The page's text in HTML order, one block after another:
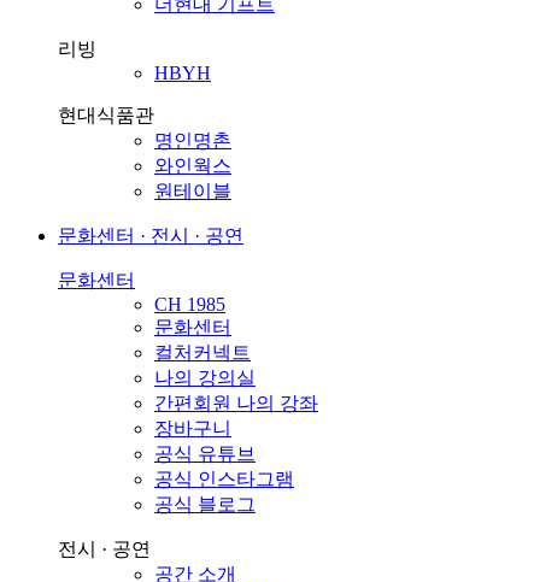
더현대 기프트
리빙
HBYH
현대식품관
명인명촌
와인웍스
원테이블
문화센터 · 전시 · 공연
문화센터
CH 1985
문화센터
컬처커넥트
나의 강의실
간편회원 나의 강좌
장바구니
공식 유튜브
공식 인스타그램
공식 블로그
전시 · 공연
공간 소개